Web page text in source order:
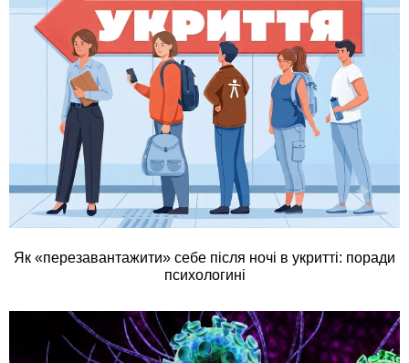
Як «перезавантажити» себе після ночі в укритті: поради
психологині